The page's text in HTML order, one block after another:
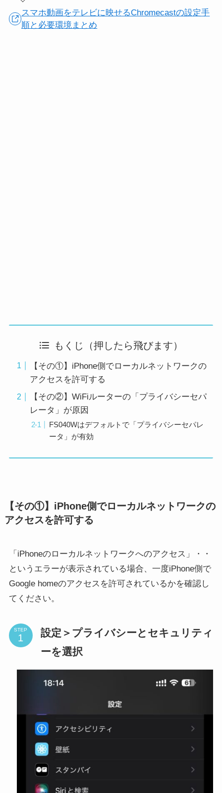
スマホ動画をテレビに映せるChromecastの設定手
順と必要環境まとめ
もくじ（押したら飛びます）
【その①】iPhone側でローカルネットワークの
アクセスを許可する
【その②】WiFiルーターの「プライバシーセパ
レータ」が原因
FS040Wはデフォルトで「プライバシーセパレ
ータ」が有効
【その①】iPhone側でローカルネットワークの
アクセスを許可する
「iPhoneのローカルネットワークへのアクセス」・・
というエラーが表示されている場合、一度iPhone側で
Google homeのアクセスを許可されているかを確認し
てください。
STEP
設定＞プライバシーとセキュリティ
ーを選択